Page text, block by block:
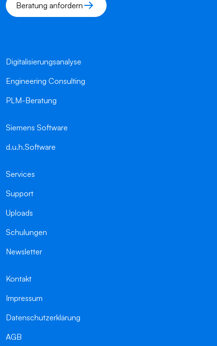
Beratung anfordern
Digitalisierungsanalyse
Engineering Consulting
PLM-Beratung
Siemens Software
d.u.h.Software
Services
Support
Uploads
Schulungen
Newsletter
Kontakt
Impressum
Datenschutzerklärung
AGB